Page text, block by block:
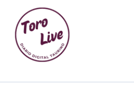
contenido